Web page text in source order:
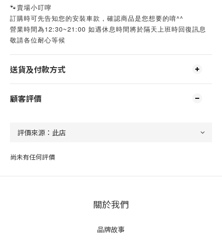
🐾賣場小叮嚀
訂購時可先告知您的安裝車款，確認商品是您想要的唷^^
營業時間為12:30~21:00 如遇休息時間將於隔天上班時回復訊息
敬請各位耐心等候
送貨及付款方式
顧客評價
尚未有任何評價
關於我們
品牌故事